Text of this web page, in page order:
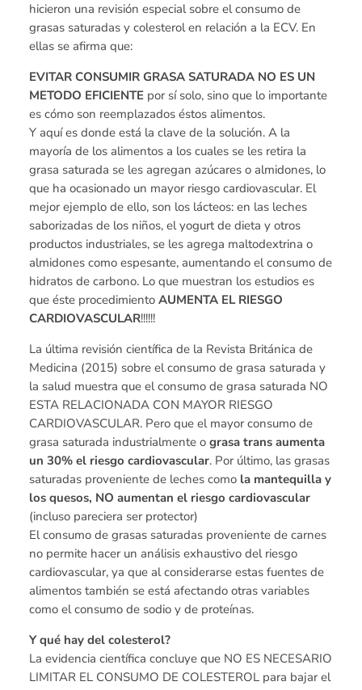
hicieron una revisión especial sobre el consumo de
grasas saturadas y colesterol en relación a la ECV. En
ellas se afirma que:
EVITAR CONSUMIR GRASA SATURADA NO ES UN
METODO EFICIENTE por sí solo, sino que lo importante
es cómo son reemplazados éstos alimentos.
Y aquí es donde está la clave de la solución. A la
mayoría de los alimentos a los cuales se les retira la
grasa saturada se les agregan azúcares o almidones, lo
que ha ocasionado un mayor riesgo cardiovascular. El
mejor ejemplo de ello, son los lácteos: en las leches
saborizadas de los niños, el yogurt de dieta y otros
productos industriales, se les agrega maltodextrina o
almidones como espesante, aumentando el consumo de
hidratos de carbono. Lo que muestran los estudios es
que éste procedimientoAUMENTA EL RIESGO
CARDIOVASCULAR!!!!!!
La última revisión científica de la Revista Británica de
Medicina (2015) sobre el consumo de grasa saturada y
la salud muestra que el consumo de grasa saturada NO
ESTA RELACIONADA CON MAYOR RIESGO
CARDIOVASCULAR. Pero que el mayor consumo de
grasa saturada industrialmente ograsa trans aumenta
un 30% el riesgo cardiovascular. Por último, las grasas
saturadas proveniente de leches como la mantequilla y
los quesos, NO aumentan el riesgo cardiovascular
(incluso pareciera ser protector)
El consumo de grasas saturadas proveniente de carnes
no permite hacer un análisis exhaustivo del riesgo
cardiovascular, ya que al considerarse estas fuentes de
alimentos también se está afectando otras variables
como el consumo de sodio y de proteínas.
Y qué hay del colesterol?
La evidencia científica concluye que NO ES NECESARIO
LIMITAR EL CONSUMO DE COLESTEROL para bajar el